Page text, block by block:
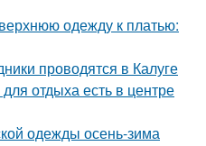
одежду к платью:
проводятся в Калуге
отдыха есть в центре
одежды осень-зима